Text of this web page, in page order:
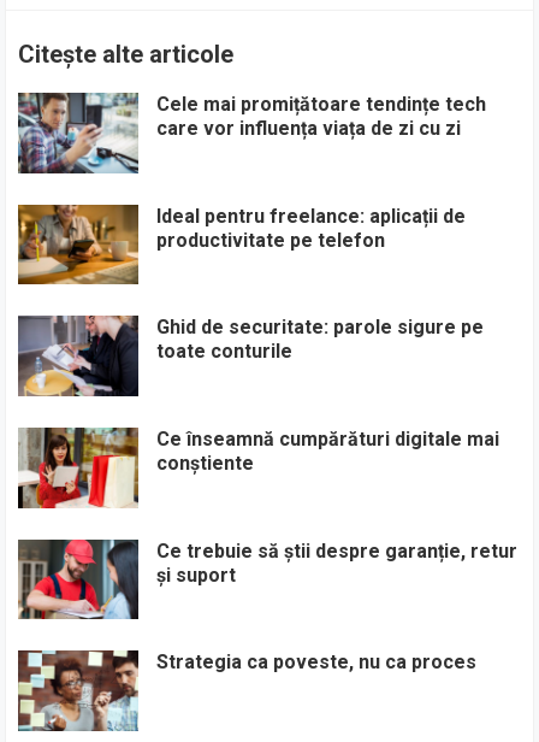
Citește alte articole
Cele mai promițătoare tendințe tech
care vor influența viața de zi cu zi
Ideal pentru freelance: aplicații de
productivitate pe telefon
Ghid de securitate: parole sigure pe
toate conturile
Ce înseamnă cumpărături digitale mai
conștiente
Ce trebuie să știi despre garanție, retur
și suport
Strategia ca poveste, nu ca proces